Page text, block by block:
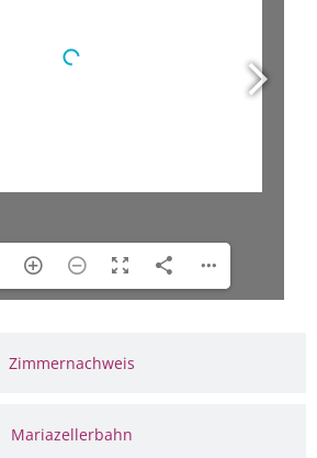
Zimmernachweis
Mariazellerbahn